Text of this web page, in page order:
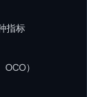
指标
）